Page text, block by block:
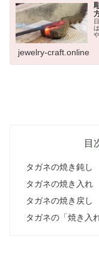
jewelry-craft.online
目
タガネの焼き鈍し
タガネの焼き入れ
タガネの焼き戻し
タガネの「焼き入